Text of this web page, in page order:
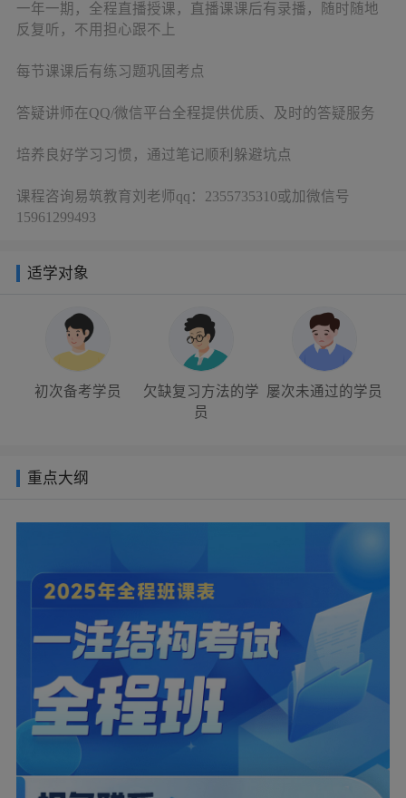
一年一期，全程直播授课，直播课课后有录播，随时随地
反复听，不用担心跟不上
每节课课后有练习题巩固考点
答疑讲师在QQ/微信平台全程提供优质、及时的答疑服务
培养良好学习习惯，通过笔记顺利躲避坑点
课程咨询易筑教育刘老师qq：2355735310或加微信号
15961299493
适学对象
初次备考学员
欠缺复习方法的学
员
屡次未通过的学员
重点大纲